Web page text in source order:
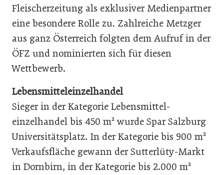
Fleischerzeitung als exklusiver Medienpartner
eine besondere Rolle zu. Zahlreiche Metzger
aus ganz Österreich folgten dem Aufruf in der
ÖFZ und nominierten sich für diesen
Wettbewerb.
Lebensmitteleinzelhandel
Sieger in der Kategorie Lebensmittel-
einzelhandel bis 450 m² wurde Spar Salzburg
Universitätsplatz. In der Kategorie bis 900 m²
Verkaufsfläche gewann der Sutterlüty-Markt
in Dornbirn, in der Kategorie bis 2.000 m²